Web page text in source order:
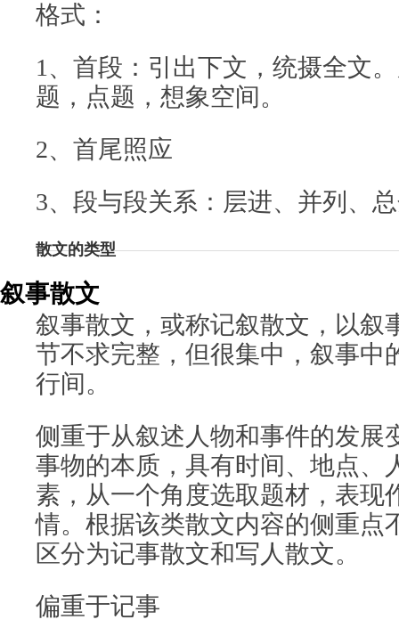
格式：
1、首段：引出下文，统摄全文
题，点题，想象空间。
2、首尾照应
3、段与段关系：层进、并列、
散文的类型
叙事散文
叙事散文，或称记叙散文，以叙
节不求完整，但很集中，叙事中
行间。
侧重于从叙述人物和事件的发展
事物的本质，具有时间、地点、
素，从一个角度选取题材，表现
情。根据该类散文内容的侧重点
区分为记事散文和写人散文。
偏重于记事